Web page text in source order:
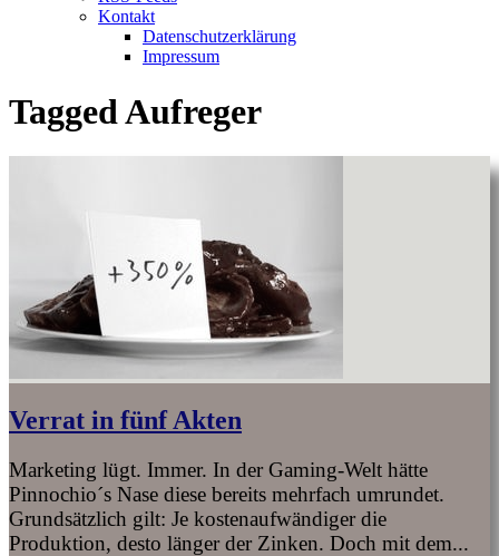
Kontakt
Datenschutzerklärung
Impressum
TaggedAufreger
Verrat in fünf Akten
Marketing lügt. Immer. In der Gaming-Welt hätte
Pinnochio´s Nase diese bereits mehrfach umrundet.
Grundsätzlich gilt: Je kostenaufwändiger die
Produktion, desto länger der Zinken. Doch mit dem...